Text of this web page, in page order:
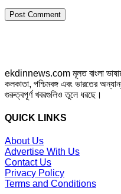
ekdinnews.com মূলত বাংলা ভাষায়
কলকাতা, পশ্চিমবঙ্গ এবং ভারতের
গুরুত্বপূর্ণ খবরগুলিও তুলে ধরছে।
QUICK LINKS
About Us
Advertise With Us
Contact Us
Privacy Policy
Terms and Conditions